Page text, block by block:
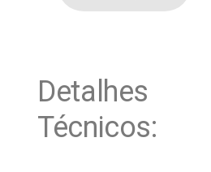
Detalhes
Técnicos: